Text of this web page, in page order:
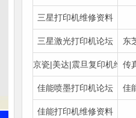
三星打印机维修资料
三星激光打印机论坛 东
京瓷|美达|震旦复印机维修
传
佳能喷墨打印机论坛 佳
佳能打印机维修资料